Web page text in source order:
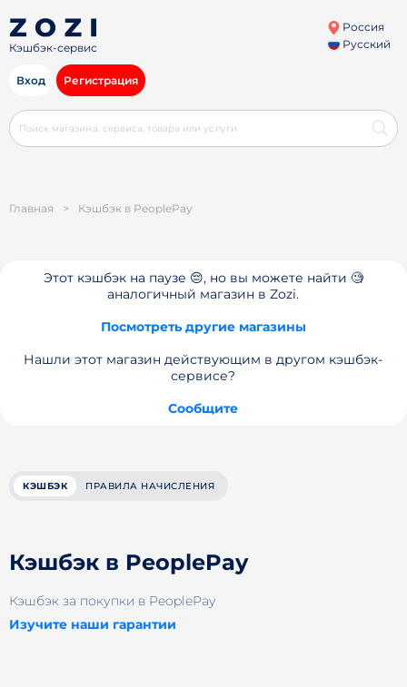
Кэшбэк-сервис
Россия
Русский
Вход Регистрация
Главная > Кэшбэк в PeoplePay
Этот кэшбэк на паузе 😔, но вы можете найти 🧐
аналогичный магазин в Zozi.
Посмотреть другие магазины
Нашли этот магазин действующим в другом кэшбэк-
сервисе?
Сообщите
КЭШБЭК ПРАВИЛА НАЧИСЛЕНИЯ
Кэшбэк в PeoplePay
Кэшбэк за покупки в PeoplePay
Изучите наши гарантии